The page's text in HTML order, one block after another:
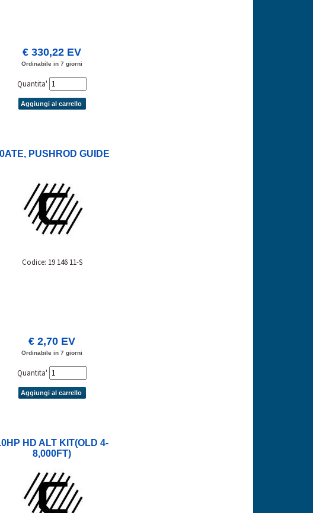
€ 330,22 EV
Ordinabile in 7 giorni
Quantita'
Aggiungi al carrello
PUSHROD GUIDE
Codice: 19 146 11-S
€ 2,70 EV
Ordinabile in 7 giorni
Quantita'
Aggiungi al carrello
HD ALT KIT(OLD 4-
8,000FT)